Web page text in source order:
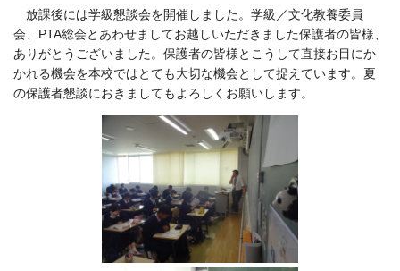
放課後には学級懇談会を開催しました。学級／文化教養委員
会、PTA総会とあわせましてお越しいただきました保護者の皆様、
ありがとうございました。保護者の皆様とこうして直接お目にか
かれる機会を本校ではとても大切な機会として捉えています。夏
の保護者懇談におきましてもよろしくお願いします。